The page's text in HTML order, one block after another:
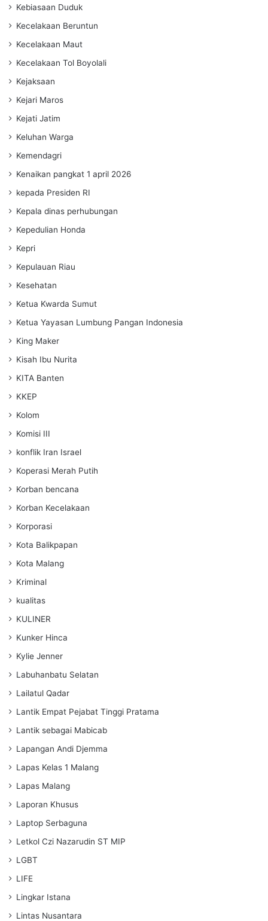
Kebiasaan Duduk
Kecelakaan Beruntun
Kecelakaan Maut
Kecelakaan Tol Boyolali
Kejaksaan
Kejari Maros
Kejati Jatim
Keluhan Warga
Kemendagri
Kenaikan pangkat 1 april 2026
kepada Presiden RI
Kepala dinas perhubungan
Kepedulian Honda
Kepri
Kepulauan Riau
Kesehatan
Ketua Kwarda Sumut
Ketua Yayasan Lumbung Pangan Indonesia
King Maker
Kisah Ibu Nurita
KITA Banten
KKEP
Kolom
Komisi III
konflik Iran Israel
Koperasi Merah Putih
Korban bencana
Korban Kecelakaan
Korporasi
Kota Balikpapan
Kota Malang
Kriminal
kualitas
KULINER
Kunker Hinca
Kylie Jenner
Labuhanbatu Selatan
Lailatul Qadar
Lantik Empat Pejabat Tinggi Pratama
Lantik sebagai Mabicab
Lapangan Andi Djemma
Lapas Kelas 1 Malang
Lapas Malang
Laporan Khusus
Laptop Serbaguna
Letkol Czi Nazarudin ST MIP
LGBT
LIFE
Lingkar Istana
Lintas Nusantara